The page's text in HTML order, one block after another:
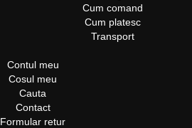
Cum comand
Cum platesc
Transport
Contul meu
Cosul meu
Cauta
Contact
Formular retur